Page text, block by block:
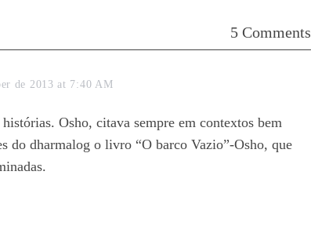
5 Comments
de 2013 at 7:40 AM
Osho, citava sempre em contextos bem
do dharmalog o livro “O barco Vazio”-Osho, que